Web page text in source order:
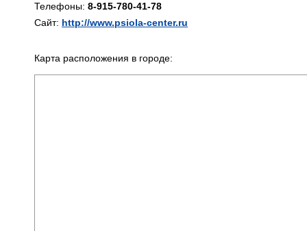
Телефоны: 8-915-780-41-78
Сайт: http://www.psiola-center.ru
Карта расположения в городе: